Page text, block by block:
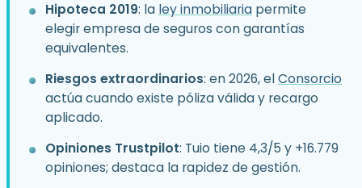
Hipoteca 2019: la ley inmobiliaria permite
elegir empresa de seguros con garantías
equivalentes.
Riesgos extraordinarios: en 2026, elConsorcio
actúa cuando existe póliza válida y recargo
aplicado.
Opiniones Trustpilot: Tuio tiene 4,3/5 y +16.779
opiniones; destaca la rapidez de gestión.